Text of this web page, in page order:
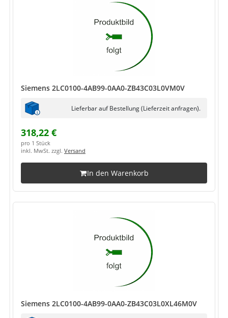
Siemens 2LC0100-4AB99-0AA0-ZB43C03L0VM0V
Lieferbar auf Bestellung (Lieferzeit anfragen).
318,22 €
pro 1 Stück
inkl. MwSt. zzgl. Versand
In den Warenkorb
Siemens 2LC0100-4AB99-0AA0-ZB43C03L0XL46M0V